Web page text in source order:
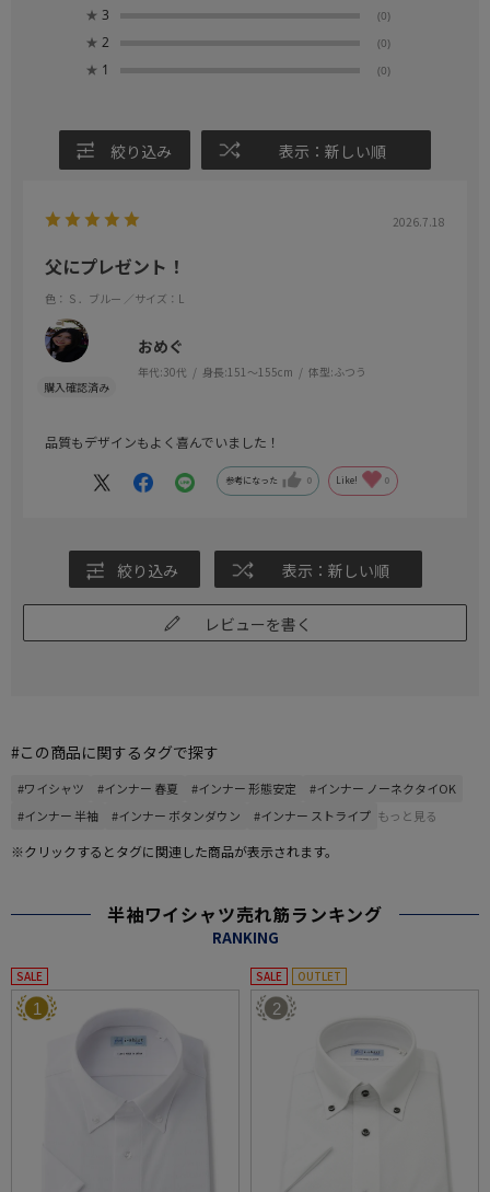
★ 3 (0)
★ 2 (0)
★ 1 (0)
絞り込み 表示：新しい順
2026.7.18
父にプレゼント！
色：Ｓ．ブルー ／サイズ：L
おめぐ
年代:30代 身長:151～155cm 体型:ふつう
品質もデザインもよく喜んでいました！
参考になった 0 Like! 0
絞り込み 表示：新しい順
レビューを書く
#この商品に関するタグで探す
#ワイシャツ #インナー 春夏 #インナー 形態安定
#インナー ノーネクタイOK
#インナー 半袖
#インナー ボタンダウン #インナー ストライプ もっと見る
※クリックするとタグに関連した商品が表示されます。
半袖ワイシャツ売れ筋ランキング
RANKING
SALE
1
SALE OUTLET
2